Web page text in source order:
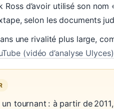
Ross d’avoir utilisé son
selon les documents
une rivalité plus large,
(vidéo d’analyse Ulyces)
tournant : à partir de